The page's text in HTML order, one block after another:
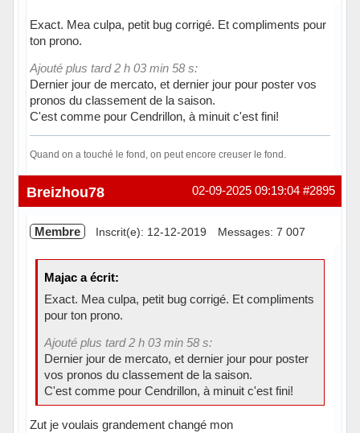
Exact. Mea culpa, petit bug corrigé. Et compliments pour
ton prono.
Ajouté plus tard 2 h 03 min 58 s:
Dernier jour de mercato, et dernier jour pour poster vos
pronos du classement de la saison.
C'est comme pour Cendrillon, à minuit c'est fini!
Quand on a touché le fond, on peut encore creuser le fond.
Hors ligne #2895
02-09-2025 09:19:04
Breizhou78
Membre Inscrit(e): 12-12-2019 Messages: 7 007
Majac a écrit:
Exact. Mea culpa, petit bug corrigé. Et compliments
pour ton prono.
Ajouté plus tard 2 h 03 min 58 s:
Dernier jour de mercato, et dernier jour pour poster
vos pronos du classement de la saison.
C'est comme pour Cendrillon, à minuit c'est fini!
Zut je voulais grandement changé mon